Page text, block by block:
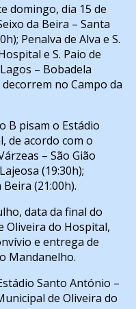
domingo, dia 15 de
da Beira – Santa
Penalva de Alva e S.
e S. Paio de
– Bobadela
no Campo da
B pisam o Estádio
de acordo com o
– São Gião
(19:30h);
(21:00h).
data da final do
Oliveira do Hospital,
e entrega de
Mandanelho.
Santo António –
de Oliveira do